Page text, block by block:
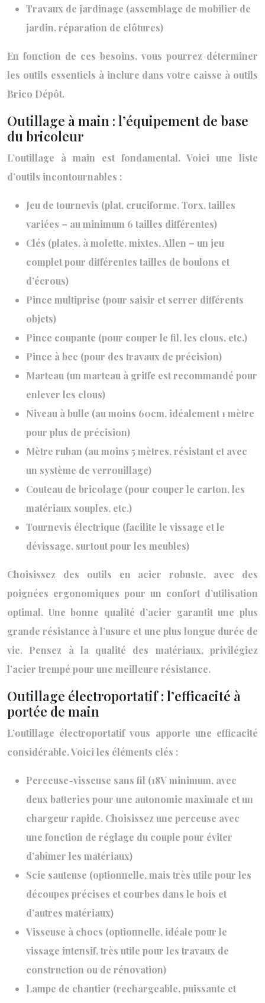
Travaux de jardinage (assemblage de mobilier de
jardin, réparation de clôtures)
En fonction de ces besoins, vous pourrez déterminer
les outils essentiels à inclure dans votre caisse à outils
Brico Dépôt.
Outillage à main : l’équipement de base
du bricoleur
L’outillage à main est fondamental. Voici une liste
d’outils incontournables :
Jeu de tournevis (plat, cruciforme, Torx, tailles
variées – au minimum 6 tailles différentes)
Clés (plates, à molette, mixtes, Allen – un jeu
complet pour différentes tailles de boulons et
d’écrous)
Pince multiprise (pour saisir et serrer différents
objets)
Pince coupante (pour couper le fil, les clous, etc.)
Pince à bec (pour des travaux de précision)
Marteau (un marteau à griffe est recommandé pour
enlever les clous)
Niveau à bulle (au moins 60cm, idéalement 1 mètre
pour plus de précision)
Mètre ruban (au moins 5 mètres, résistant et avec
un système de verrouillage)
Couteau de bricolage (pour couper le carton, les
matériaux souples, etc.)
Tournevis électrique (facilite le vissage et le
dévissage, surtout pour les meubles)
Choisissez des outils en acier robuste, avec des
poignées ergonomiques pour un confort d’utilisation
optimal. Une bonne qualité d’acier garantit une plus
grande résistance à l’usure et une plus longue durée de
vie. Pensez à la qualité des matériaux, privilégiez
l’acier trempé pour une meilleure résistance.
Outillage électroportatif : l’efficacité à
portée de main
L’outillage électroportatif vous apporte une efficacité
considérable. Voici les éléments clés :
Perceuse-visseuse sans fil (18V minimum, avec
deux batteries pour une autonomie maximale et un
chargeur rapide. Choisissez une perceuse avec
une fonction de réglage du couple pour éviter
d’abîmer les matériaux)
Scie sauteuse (optionnelle, mais très utile pour les
découpes précises et courbes dans le bois et
d’autres matériaux)
Visseuse à chocs (optionnelle, idéale pour le
vissage intensif, très utile pour les travaux de
construction ou de rénovation)
Lampe de chantier (rechargeable, puissante et